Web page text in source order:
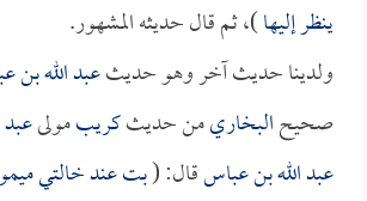
ينظر إليها)، ثم قال حديثه المشهور.
ولدينا حديث آخر وهو حديثعبد الله بن
صحيحالبخاريمن حديثكريبمولى
عبد الله بن عباسقال: (بت عند خالتي